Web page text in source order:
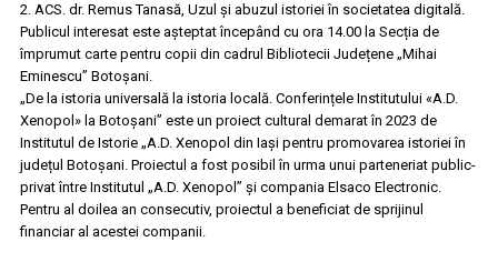
2. ACS. dr. Remus Tanasă, Uzul și abuzul istoriei în societatea digitală.
Publicul interesat este așteptat începând cu ora 14.00 la Secția de
împrumut carte pentru copii din cadrul Bibliotecii Județene „Mihai
Eminescu” Botoșani.
„De la istoria universală la istoria locală. Conferințele Institutului «A.D.
Xenopol» la Botoșani” este un proiect cultural demarat în 2023 de
Institutul de Istorie „A.D. Xenopol din Iași pentru promovarea istoriei în
județul Botoșani. Proiectul a fost posibil în urma unui parteneriat public-
privat între Institutul „A.D. Xenopol” și compania Elsaco Electronic.
Pentru al doilea an consecutiv, proiectul a beneficiat de sprijinul
financiar al acestei companii.